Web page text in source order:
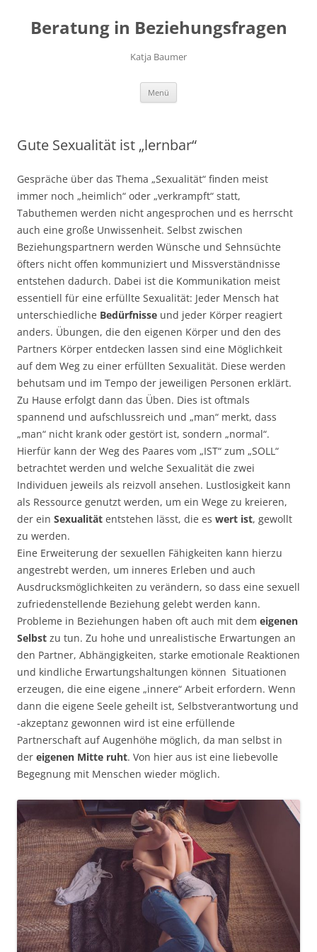
springen
Beratung in Beziehungsfragen
Katja Baumer
Menü
Gute Sexualität ist „lernbar“
Gespräche über das Thema „Sexualität“ finden meist
immer noch „heimlich“ oder „verkrampft“ statt,
Tabuthemen werden nicht angesprochen und es herrscht
auch eine große Unwissenheit. Selbst zwischen
Beziehungspartnern werden Wünsche und Sehnsüchte
öfters nicht offen kommuniziert und Missverständnisse
entstehen dadurch. Dabei ist die Kommunikation meist
essentiell für eine erfüllte Sexualität: Jeder Mensch hat
unterschiedliche Bedürfnisse und jeder Körper reagiert
anders. Übungen, die den eigenen Körper und den des
Partners Körper entdecken lassen sind eine Möglichkeit
auf dem Weg zu einer erfüllten Sexualität. Diese werden
behutsam und im Tempo der jeweiligen Personen erklärt.
Zu Hause erfolgt dann das Üben. Dies ist oftmals
spannend und aufschlussreich und „man“ merkt, dass
„man“ nicht krank oder gestört ist, sondern „normal“.
Hierfür kann der Weg des Paares vom „IST“ zum „SOLL“
betrachtet werden und welche Sexualität die zwei
Individuen jeweils als reizvoll ansehen. Lustlosigkeit kann
als Ressource genutzt werden, um ein Wege zu kreieren,
der ein Sexualität entstehen lässt, die es wert ist, gewollt
zu werden.
Eine Erweiterung der sexuellen Fähigkeiten kann hierzu
angestrebt werden, um inneres Erleben und auch
Ausdrucksmöglichkeiten zu verändern, so dass eine sexuell
zufriedenstellende Beziehung gelebt werden kann.
Probleme in Beziehungen haben oft auch mit dem eigenen
Selbst zu tun. Zu hohe und unrealistische Erwartungen an
den Partner, Abhängigkeiten, starke emotionale Reaktionen
und kindliche Erwartungshaltungen können Situationen
erzeugen, die eine eigene „innere“ Arbeit erfordern. Wenn
dann die eigene Seele geheilt ist, Selbstverantwortung und
-akzeptanz gewonnen wird ist eine erfüllende
Partnerschaft auf Augenhöhe möglich, da man selbst in
der eigenen Mitte ruht. Von hier aus ist eine liebevolle
Begegnung mit Menschen wieder möglich.